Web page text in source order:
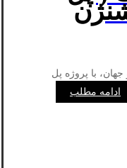
با پروژه پل
ادامه مطلب